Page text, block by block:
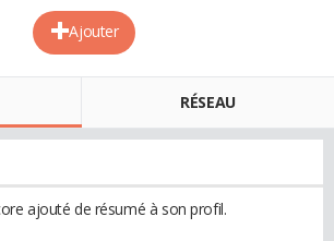
Ajouter
RÉSEAU
ajouté de résumé à son profil.